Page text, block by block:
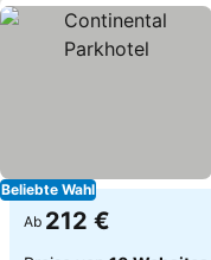
Beliebte Wahl
Ab 212 €